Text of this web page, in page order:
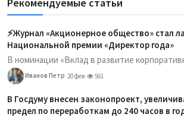
⚡️Журнал «Акционерное общество» стал
Национальной премии «Директор года»
В номинации «Вклад в развитие
Иванов Петр 20 фев 561
В Госдуму внесен законопроект,
предел по переработкам до 240 часов в